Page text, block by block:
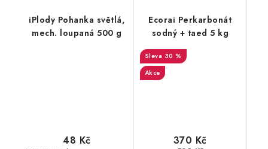
iPlody Pohanka světlá,
mech. loupaná 500 g
48 Kč
Ecorai Perkarbonát
sodný + taed 5 kg
30 %
Akce
370 Kč